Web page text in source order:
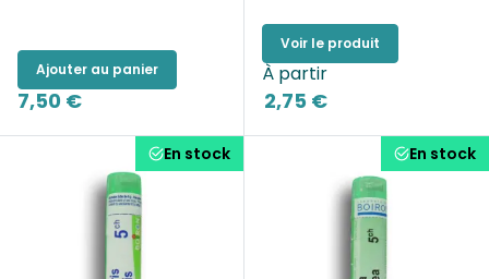
Ajouter au panier
7,50 €
Voir le produit
À partir
2,75 €
En stock En stock